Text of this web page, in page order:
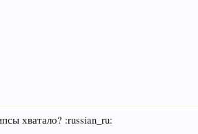
хватало? :russian_ru: